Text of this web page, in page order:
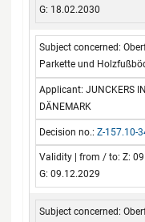
G: 18.02.2030
Parkette und
JUNCKERS
DÄNEMARK
Z-157.10-
Z:
G: 09.12.2029